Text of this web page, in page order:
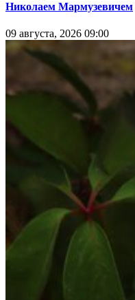
Николаем Мармузевичем
09 августа, 2026 09:00